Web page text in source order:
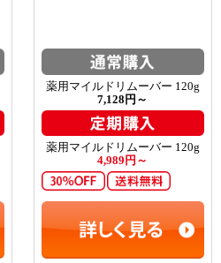
薬用マイルドリムーバー 120g
7,128円～
薬用マイルドリムーバー 120g
4,989円～